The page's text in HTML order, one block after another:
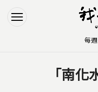
Jump
「南
每